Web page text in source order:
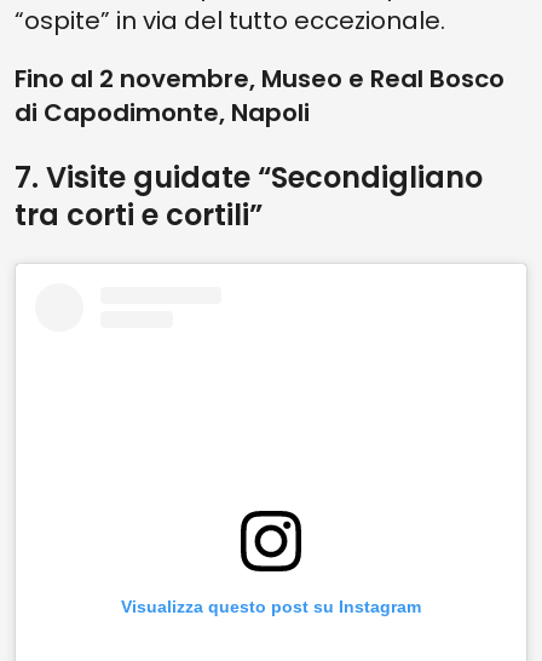
“ospite” in via del tutto eccezionale.
Fino al 2 novembre, Museo e Real Bosco
di Capodimonte, Napoli
7. Visite guidate “Secondigliano
tra corti e cortili”
Visualizza questo post su Instagram